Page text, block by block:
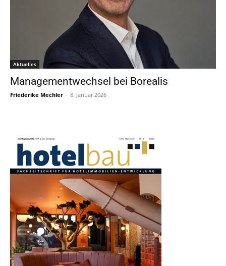
Aktuelles
Managementwechsel bei Borealis
Friederike Mechler - 8. Januar 2026